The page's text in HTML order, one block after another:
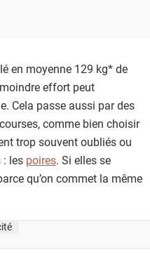
ami
en moyenne 129 kg* de
effort peut
Cela passe aussi par des
comme bien choisir
trop souvent oubliés ou
les poires. Si elles se
qu’on commet la même